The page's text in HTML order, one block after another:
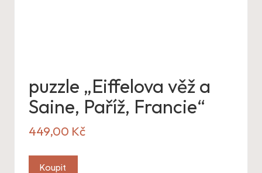
puzzle „Eiffelova věž a
Saine, Paříž, Francie“
449,00 Kč
Koupit